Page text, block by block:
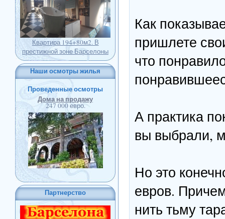
Квартира 194+80м2. В
престижной зоне Барселоны
Наши осмотры жилья
Проведенные осмотры
Дома на продажу
247 000 евро.
Партнерство
Как
пришлете
что
А практика
вы выбрали,
Но это
евров.
нить тьму